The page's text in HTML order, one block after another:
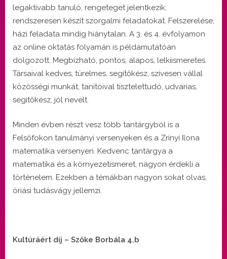
legaktívabb tanuló, rengeteget jelentkezik,
rendszeresen készít szorgalmi feladatokat. Felszerelése,
házi feladata mindig hiánytalan. A 3. és 4. évfolyamon
az online oktatás folyamán is példamutatóan
dolgozott. Megbízható, pontos, alapos, lelkiismeretes.
Társaival kedves, türelmes, segítőkész, szívesen vállal
közösségi munkát, tanítóival tisztelettudó, udvarias,
segítőkész, jól nevelt.
Minden évben részt vesz több tantárgyból is a
Felsőfokon tanulmányi versenyeken és a Zrínyi Ilona
matematika versenyen. Kedvenc tantárgya a
matematika és a környezetismeret, nagyon érdekli a
történelem. Ezekben a témákban nagyon sokat olvas,
óriási tudásvágy jellemzi.
Kultúráért díj – Szőke Borbála 4.b